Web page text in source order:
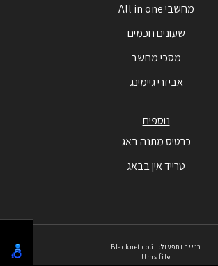
מחשבי All in one
שעונים חכמים
מסכי מחשב
אביזרי גיימינג
נוספים
כרטיס מתנה באג
טרייד אין בבאג
בנייה ותפעול: Blacknet.co.il
llms file